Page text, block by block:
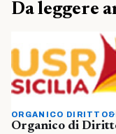
Da leggere
ORGANICO
Organico di